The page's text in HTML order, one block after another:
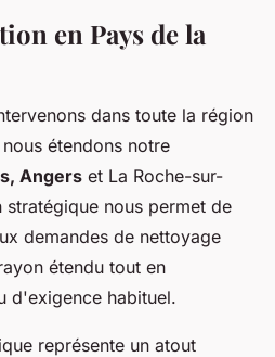
en Pays de la
dans toute la région
étendons notre
Angers et La Roche-sur-
nous permet de
demandes de nettoyage
étendu tout en
d'exigence habituel.
représente un atout